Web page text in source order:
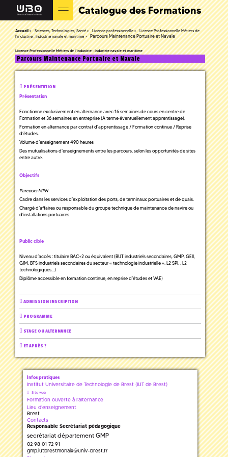
Catalogue des Formations
Accueil Sciences, Technologies, Santé Licence professionnelle
Licence Professionnelle Métiers de
l'industrie : Industrie navale et maritime
Parcours Maintenance Portuaire et Navale
Licence Professionnelle Métiers de l'industrie : Industrie navale et maritime
Parcours Maintenance Portuaire et Navale
PRÉSENTATION
Présentation
Fonctionne exclusivement en alternance avec 16 semaines de cours en centre de
Formation et 36 semaines en entreprise (A terme éventuellement apprentissage).
Formation en alternance par contrat d'apprentissage / Formation continue / Reprise
d’études.
Volume d’enseignement 490 heures
Des mutualisations d'enseignements entre les parcours, selon les opportunités de sites
entre autre.
Objectifs
Parcours MPN
Cadre dans les services d’exploitation des ports, de terminaux portuaires et de quais.
Chargé d’affaires ou responsable du groupe technique de maintenance de navire ou
d’installations portuaires.
Public cible
Niveau d’accès : titulaire BAC+2 ou équivalent (BUT industriels secondaires, GMP, GEII,
GIM, BTS industriels secondaires du secteur « technologie industrielle », L2 SPI, , L2
technologiques…)
Diplôme accessible en formation continue, en reprise d’études et VAE)
ADMISSION INSCRIPTION
PROGRAMME
STAGE OU ALTERNANCE
ET APRÈS ?
Infos pratiques
Institut Universitaire de Technologie de Brest (IUT de Brest)
Site web
Formation ouverte à l'alternance
Lieu d'enseignement
Brest
Contacts
Responsable Secrétariat pédagogique
secrétariat département GMP
02 98 01 72 91
gmp.iutbrestmorlaix@univ-brest.fr